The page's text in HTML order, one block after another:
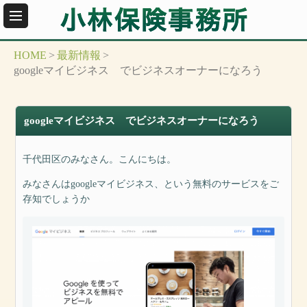
HOME > 最新情報 >
googleマイビジネス でビジネスオーナーになろう
googleマイビジネス でビジネスオーナーになろう
千代田区のみなさん。こんにちは。
みなさんはgoogleマイビジネス、という無料のサービスをご
存知でしょうか